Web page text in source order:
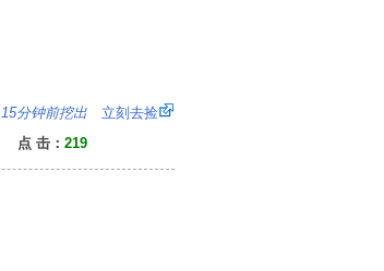
15分钟前挖出 立刻去捡
点 击： 219